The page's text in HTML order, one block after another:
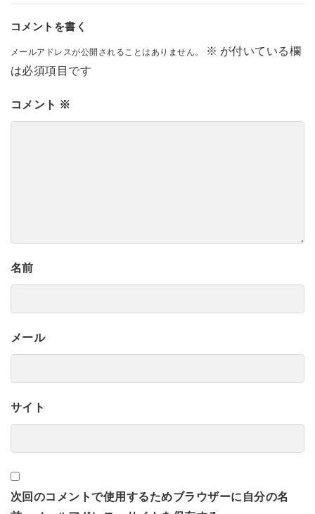
コメントを書く
メールアドレスが公開されることはありません。 ※ が付いている欄
は必須項目です
コメント ※
名前
メール
サイト
次回のコメントで使用するためブラウザーに自分の名